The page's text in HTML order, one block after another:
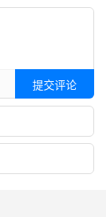
提交评论